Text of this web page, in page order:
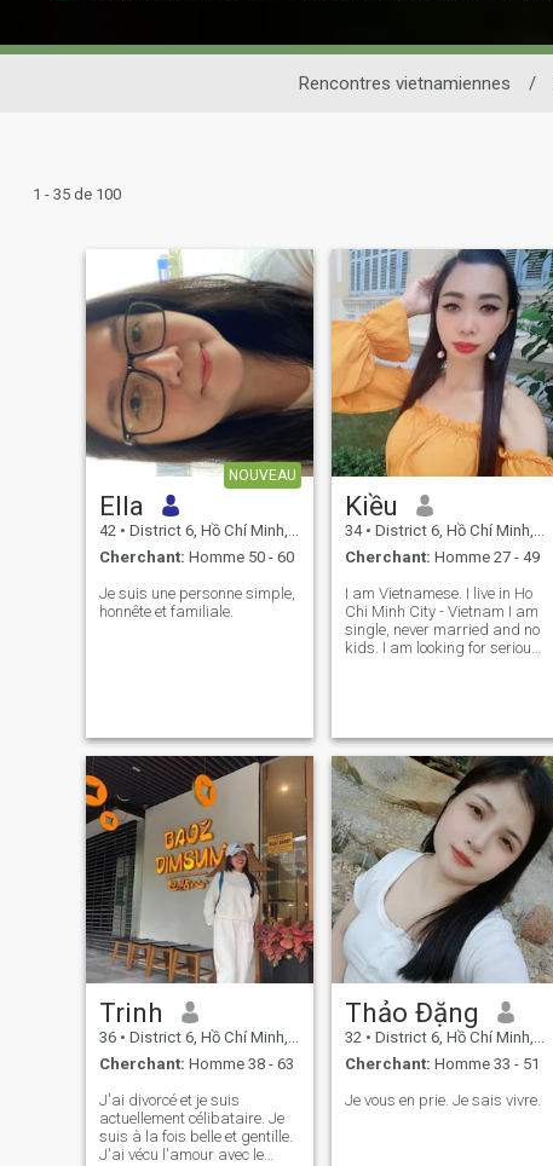
Rencontres vietnamiennes /
1 - 35 de 100
NOUVEAU
Ella
42 • District 6, Hồ Chí Minh, Vietnam
Cherchant: Homme 50 - 60
Je suis une personne simple,
honnête et familiale.
Kiều
34 • District 6, Hồ Chí Minh, Vietnam
Cherchant: Homme 27 - 49
I am Vietnamese. I live in Ho
Chi Minh City - Vietnam I am
single, never married and no
kids. I am looking for serious
contact me. I do not want to w
Trinh
36 • District 6, Hồ Chí Minh, Vietnam
Cherchant: Homme 38 - 63
J'ai divorcé et je suis
actuellement célibataire. Je
suis à la fois belle et gentille.
J'ai vécu l'amour avec le
Thảo Đặng
32 • District 6, Hồ Chí Minh, Vietnam
Cherchant: Homme 33 - 51
Je vous en prie. Je sais vivre.